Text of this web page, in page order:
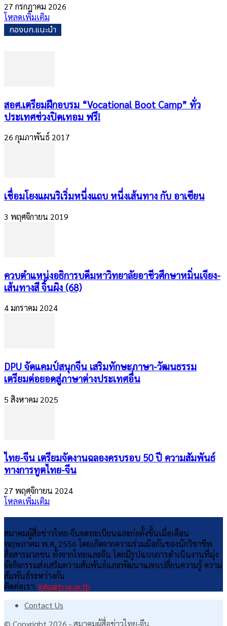
27 กรกฎาคม 2026
โหลดเพิ่มเติม
กองบก.แนะนำ
​สอศ.เตรียมฝึกอบรม “Vocational Boot Camp” ทั่ว
ประเทศช่วงปิดเทอม ฟรี!
26 กุมภาพันธ์ 2017
เชื่อมโยงแผนริเริ่มหนึ่งแถบ หนึ่งเส้นทาง กับ อาเซียน
3 พฤศจิกายน 2019
ควบตำแหน่งอธิการบดีมหาวิทยาลัยอาชีวศึกษาหมิ่นเจียง-
เส้นทางสี จิ้นผิง (68)
4 มกราคม 2024
DPU จัดแคมป์สนุกจีน เสริมทักษะภาษา-วัฒนธรรม
เตรียมต่อยอดสู่ภาษาต่างประเทศอื่น
5 สิงหาคม 2025
ไทย-จีน เตรียมจัดงานฉลองครบรอบ 50 ปี ความสัมพันธ์
ทางการทูตไทย-จีน
27 พฤศจิกายน 2024
โหลดเพิ่มเติม
สมาคมผู้สื่อข่าวไทย-จีนจดทะเบียนและก่อตั้งขึ้นเมื่อเดือน
พฤษภาคม พ.ศ. 2556 โดยเกิดจากความร่วมมือกันของนักวิชาชีพ
สื่อสารมวลชน ทั้งจากไทยและจีน โดยมีรูปแบบการดำเนินงานที่มุ่ง
จัดกิจกรรมส่งเสริมความสัมพันธ์และพัฒนาแลกเปลี่ยนความรู้ ความ
สัมพันธ์ระหว่างกัน
ติดต่อเรา: info@tcja.or.th
Contact Us
© Copyright 2026 - สมาคมผู้สื่อข่าวไทย-จีน.